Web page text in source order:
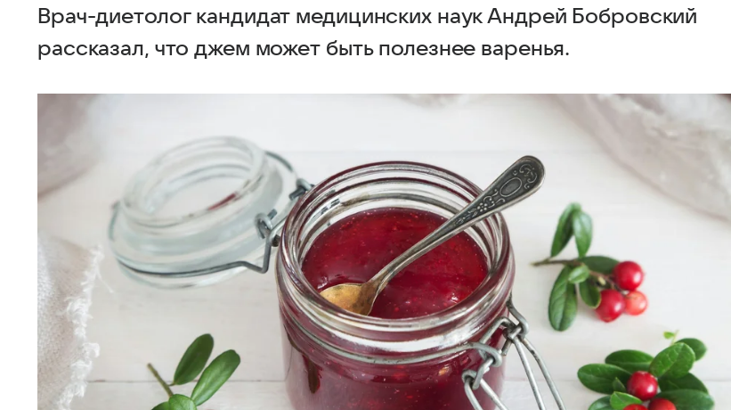
Врач-диетолог кандидат медицинских наук Андрей Бобровский
рассказал, что джем может быть полезнее варенья.